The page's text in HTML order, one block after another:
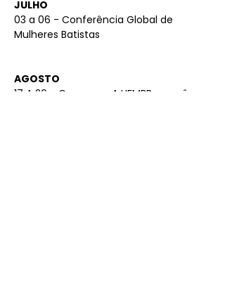
JULHO
03 a 06 - Conferência Global de
Mulheres Batistas
AGOSTO
17 A 26 - Caravana: A UFMBB e você em